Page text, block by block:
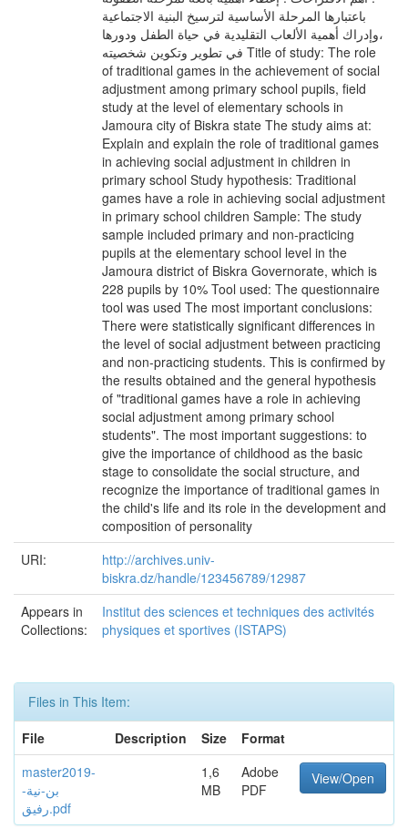
باعتبارها المرحلة الأساسية لترسيخ البنية الاجتماعية
،وإدراك أهمية الألعاب التقليدية في حياة الطفل ودورها
في تطوير وتكوين شخصيته Title of study: The role
of traditional games in the achievement of social
adjustment among primary school pupils, field
study at the level of elementary schools in
Jamoura city of Biskra state The study aims at:
Explain and explain the role of traditional games
in achieving social adjustment in children in
primary school Study hypothesis: Traditional
games have a role in achieving social adjustment
in primary school children Sample: The study
sample included primary and non-practicing
pupils at the elementary school level in the
Jamoura district of Biskra Governorate, which is
228 pupils by 10% Tool used: The questionnaire
tool was used The most important conclusions:
There were statistically significant differences in
the level of social adjustment between practicing
and non-practicing students. This is confirmed by
the results obtained and the general hypothesis
of "traditional games have a role in achieving
social adjustment among primary school
students". The most important suggestions: to
give the importance of childhood as the basic
stage to consolidate the social structure, and
recognize the importance of traditional games in
the child's life and its role in the development and
composition of personality
URI:
http://archives.univ-
biskra.dz/handle/123456789/12987
Appears in
Collections:
Institut des sciences et techniques des activités
physiques et sportives (ISTAPS)
Files in This Item:
File
Description Size
Format
master2019-
بن-نية-
رفيق.pdf
1,6
MB
Adobe
PDF
View/Open